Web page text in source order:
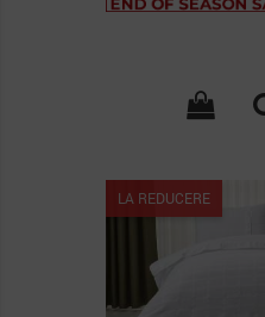
LA REDUCERE